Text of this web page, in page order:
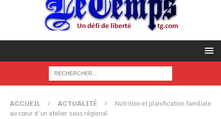
ACCUEIL ACTUALITÉ
Nutrition et planification familiale
au cœur d’un atelier sous régional